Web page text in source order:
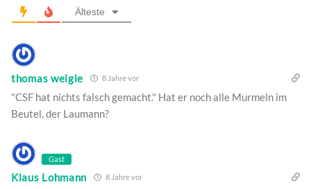
Älteste
thomas weigle 8 Jahre vor
"CSF hat nichts falsch gemacht." Hat er noch alle Murmeln im
Beutel, der Laumann?
Gast
Klaus Lohmann 8 Jahre vor